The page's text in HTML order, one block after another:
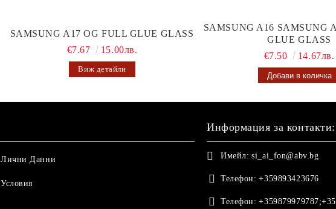
SAMSUNG A17 OG FULL GLUE GLASS
€7.67
15.00лв.
Виж детайли
SAMSUNG A16 SAMSUNG
GLUE GLASS
€7.50
14.67лв.
Лични Данни
Условия
Информация за контакти:
Имейл: si_ai_fon@abv.bg
Телефон: +359893423676
Телефон: